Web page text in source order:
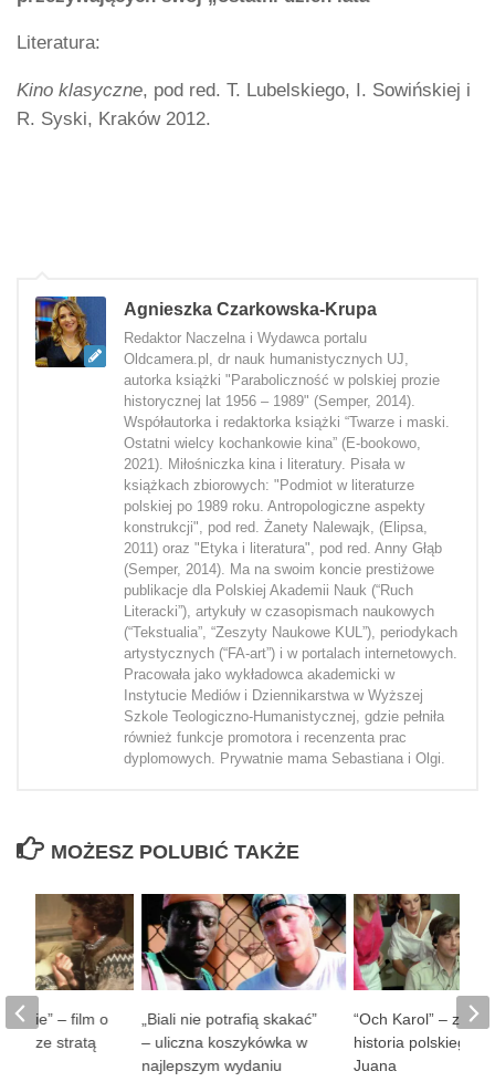
Literatura:
Kino klasyczne, pod red. T. Lubelskiego, I. Sowińskiej i
R. Syski, Kraków 2012.
Agnieszka Czarkowska-Krupa
Redaktor Naczelna i Wydawca portalu
Oldcamera.pl, dr nauk humanistycznych UJ,
autorka książki "Paraboliczność w polskiej prozie
historycznej lat 1956 – 1989" (Semper, 2014).
Współautorka i redaktorka książki “Twarze i maski.
Ostatni wielcy kochankowie kina” (E-bookowo,
2021). Miłośniczka kina i literatury. Pisała w
książkach zbiorowych: "Podmiot w literaturze
polskiej po 1989 roku. Antropologiczne aspekty
konstrukcji", pod red. Żanety Nalewajk, (Elipsa,
2011) oraz "Etyka i literatura", pod red. Anny Głąb
(Semper, 2014). Ma na swoim koncie prestiżowe
publikacje dla Polskiej Akademii Nauk (“Ruch
Literacki”), artykuły w czasopismach naukowych
(“Tekstualia”, “Zeszyty Naukowe KUL”), periodykach
artystycznych (“FA-art”) i w portalach internetowych.
Pracowała jako wykładowca akademicki w
Instytucie Mediów i Dziennikarstwa w Wyższej
Szkole Teologiczno-Humanistycznej, gdzie pełniła
również funkcje promotora i recenzenta prac
dyplomowych. Prywatnie mama Sebastiana i Olgi.
MOŻESZ POLUBIĆ TAKŻE
„Biali nie potrafią skakać”
– uliczna koszykówka w
najlepszym wydaniu
“Och Karol” –
historia polskiego
Juana
ludzie” – film o
ze stratą